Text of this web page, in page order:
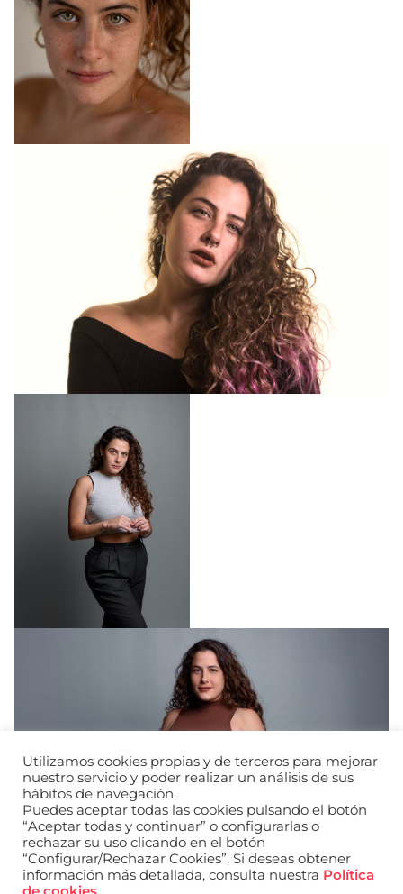
Utilizamos cookies propias y de terceros para mejorar
nuestro servicio y poder realizar un análisis de sus
hábitos de navegación.
Puedes aceptar todas las cookies pulsando el botón
“Aceptar todas y continuar” o configurarlas o
rechazar su uso clicando en el botón
“Configurar/Rechazar Cookies”. Si deseas obtener
información más detallada, consulta nuestra Política